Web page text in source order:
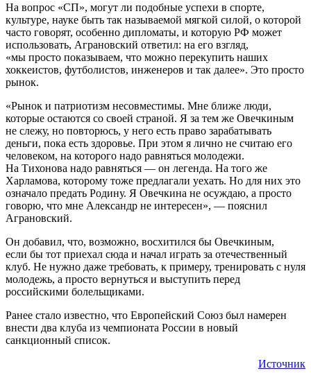
На вопрос «СП», могут ли подобные успехи в спорте,
культуре, науке быть так называемой мягкой силой, о которой
часто говорят, особенно дипломаты, и которую РФ может
использовать, Аграновский ответил: на его взгляд,
«мы просто показываем, что можно перекупить наших
хоккеистов, футболистов, инженеров и так далее». Это просто
рынок.
«Рынок и патриотизм несовместимы. Мне ближе люди,
которые остаются со своей страной. Я за тем же Овечкиным
не слежу, но повторюсь, у него есть право зарабатывать
деньги, пока есть здоровье. При этом я лично не считаю его
человеком, на которого надо равняться молодежи.
На Тихонова надо равняться — он легенда. На того же
Харламова, которому тоже предлагали уехать. Но для них это
означало предать Родину. Я Овечкина не осуждаю, а просто
говорю, что мне Александр не интересен», — пояснил
Аграновский.
Он добавил, что, возможно, восхитился бы Овечкиным,
если бы тот приехал сюда и начал играть за отечественный
клуб. Не нужно даже требовать, к примеру, тренировать с нуля
молодежь, а просто вернуться и выступить перед
российскими болельщиками.
Ранее стало известно, что Европейский Союз был намерен
внести два клуба из чемпионата России в новый
санкционный список.
Источник